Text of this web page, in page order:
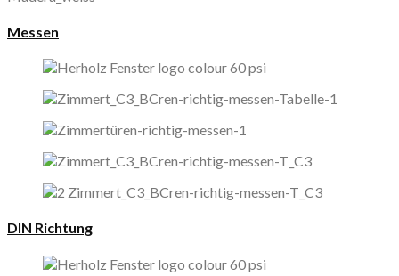
Messen
DIN Richtung